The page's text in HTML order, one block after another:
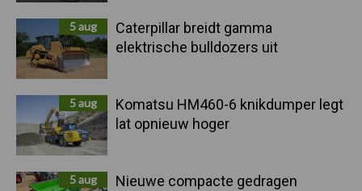
5 aug
Caterpillar breidt gamma
elektrische bulldozers uit
5 aug
Komatsu HM460-6 knikdumper legt
lat opnieuw hoger
5 aug
Nieuwe compacte gedragen